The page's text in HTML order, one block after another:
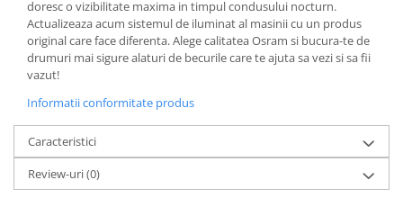
doresc o vizibilitate maxima in timpul condusului nocturn.
Actualizeaza acum sistemul de iluminat al masinii cu un produs
original care face diferenta. Alege calitatea Osram si bucura-te de
drumuri mai sigure alaturi de becurile care te ajuta sa vezi si sa fii
vazut!
Informatii conformitate produs
Caracteristici
Review-uri(0)